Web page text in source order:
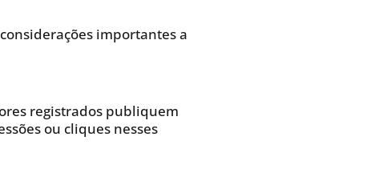
importantes a
registrados publiquem
ou cliques nesses